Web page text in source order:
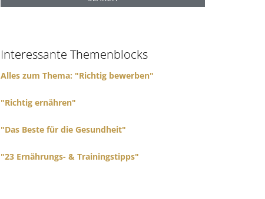
r
f
o
r
Interessante Themenblocks
Alles zum Thema: "Richtig bewerben"
"Richtig ernähren"
"Das Beste für die Gesundheit"
"23 Ernährungs- & Trainingstipps"